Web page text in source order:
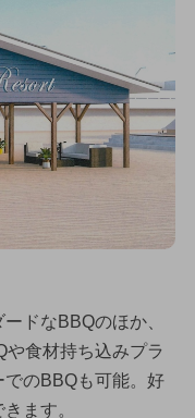
ドなBBQのほか、
や食材持ち込みプラ
のBBQも可能。好
ます。